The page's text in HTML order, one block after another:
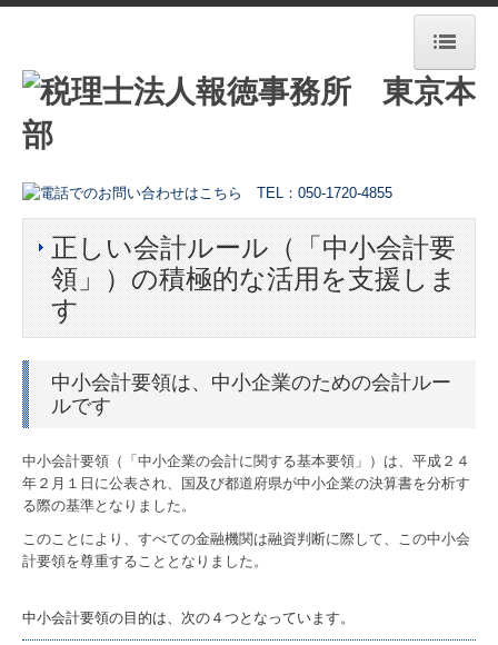
HOME
法人案内
ご挨拶
事務所紹介動画
経営理念
サステナビリティへの取組み
セミナーのご案内
プライバシーポリシー
品質方針
正しい会計ルール（「中小会計要
領」）の積極的な活用を支援しま
す
中小会計要領は、中小企業のための会計ルー
ルです
中小会計要領（「中小企業の会計に関する基本要領」）は、平成２４
年２月１日に公表され、国及び都道府県が中小企業の決算書を分析す
る際の基準となりました。
このことにより、すべての金融機関は融資判断に際して、この中小会
計要領を尊重することとなりました。
中小会計要領の目的は、次の４つとなっています。